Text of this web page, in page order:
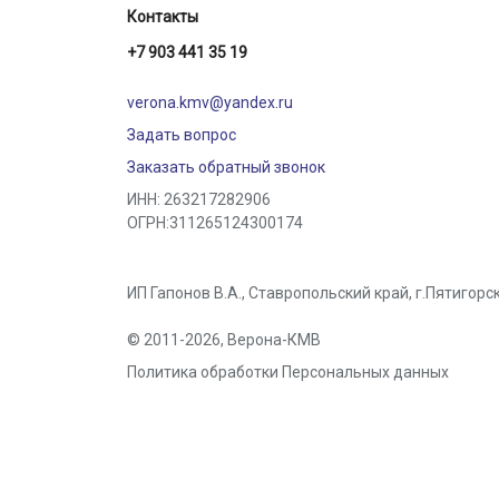
Контакты
+7 903 441 35 19
verona.kmv@yandex.ru
Задать вопрос
Заказать обратный звонок
ИНН: 263217282906
ОГРН:311265124300174
ИП Гапонов В.А., Ставропольский край,
© 2011-2026, Верона-КМВ
Политика обработки Персональных данных